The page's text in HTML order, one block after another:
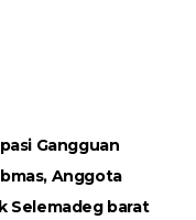
Gangguan
Anggota
Selemadeg barat